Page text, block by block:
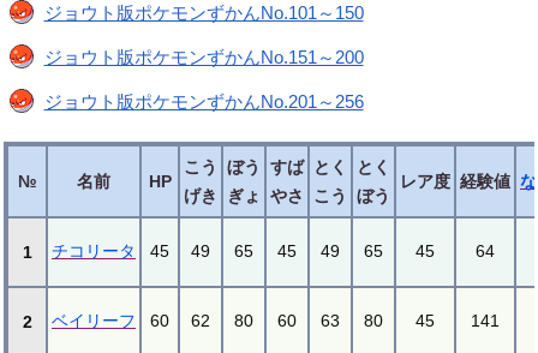
ジョウト版ポケモンずかんNo.101～150
ジョウト版ポケモンずかんNo.151～200
ジョウト版ポケモンずかんNo.201～256
№ 名前 HP
こう
げき
ぼう
ぎょ
すば
やさ
とく
こう
とく
ぼう
レア度 経験値
1 チコリータ 45 49 65 45 49 65 45 64
2 ベイリーフ 60 62 80 60 63 80 45 141